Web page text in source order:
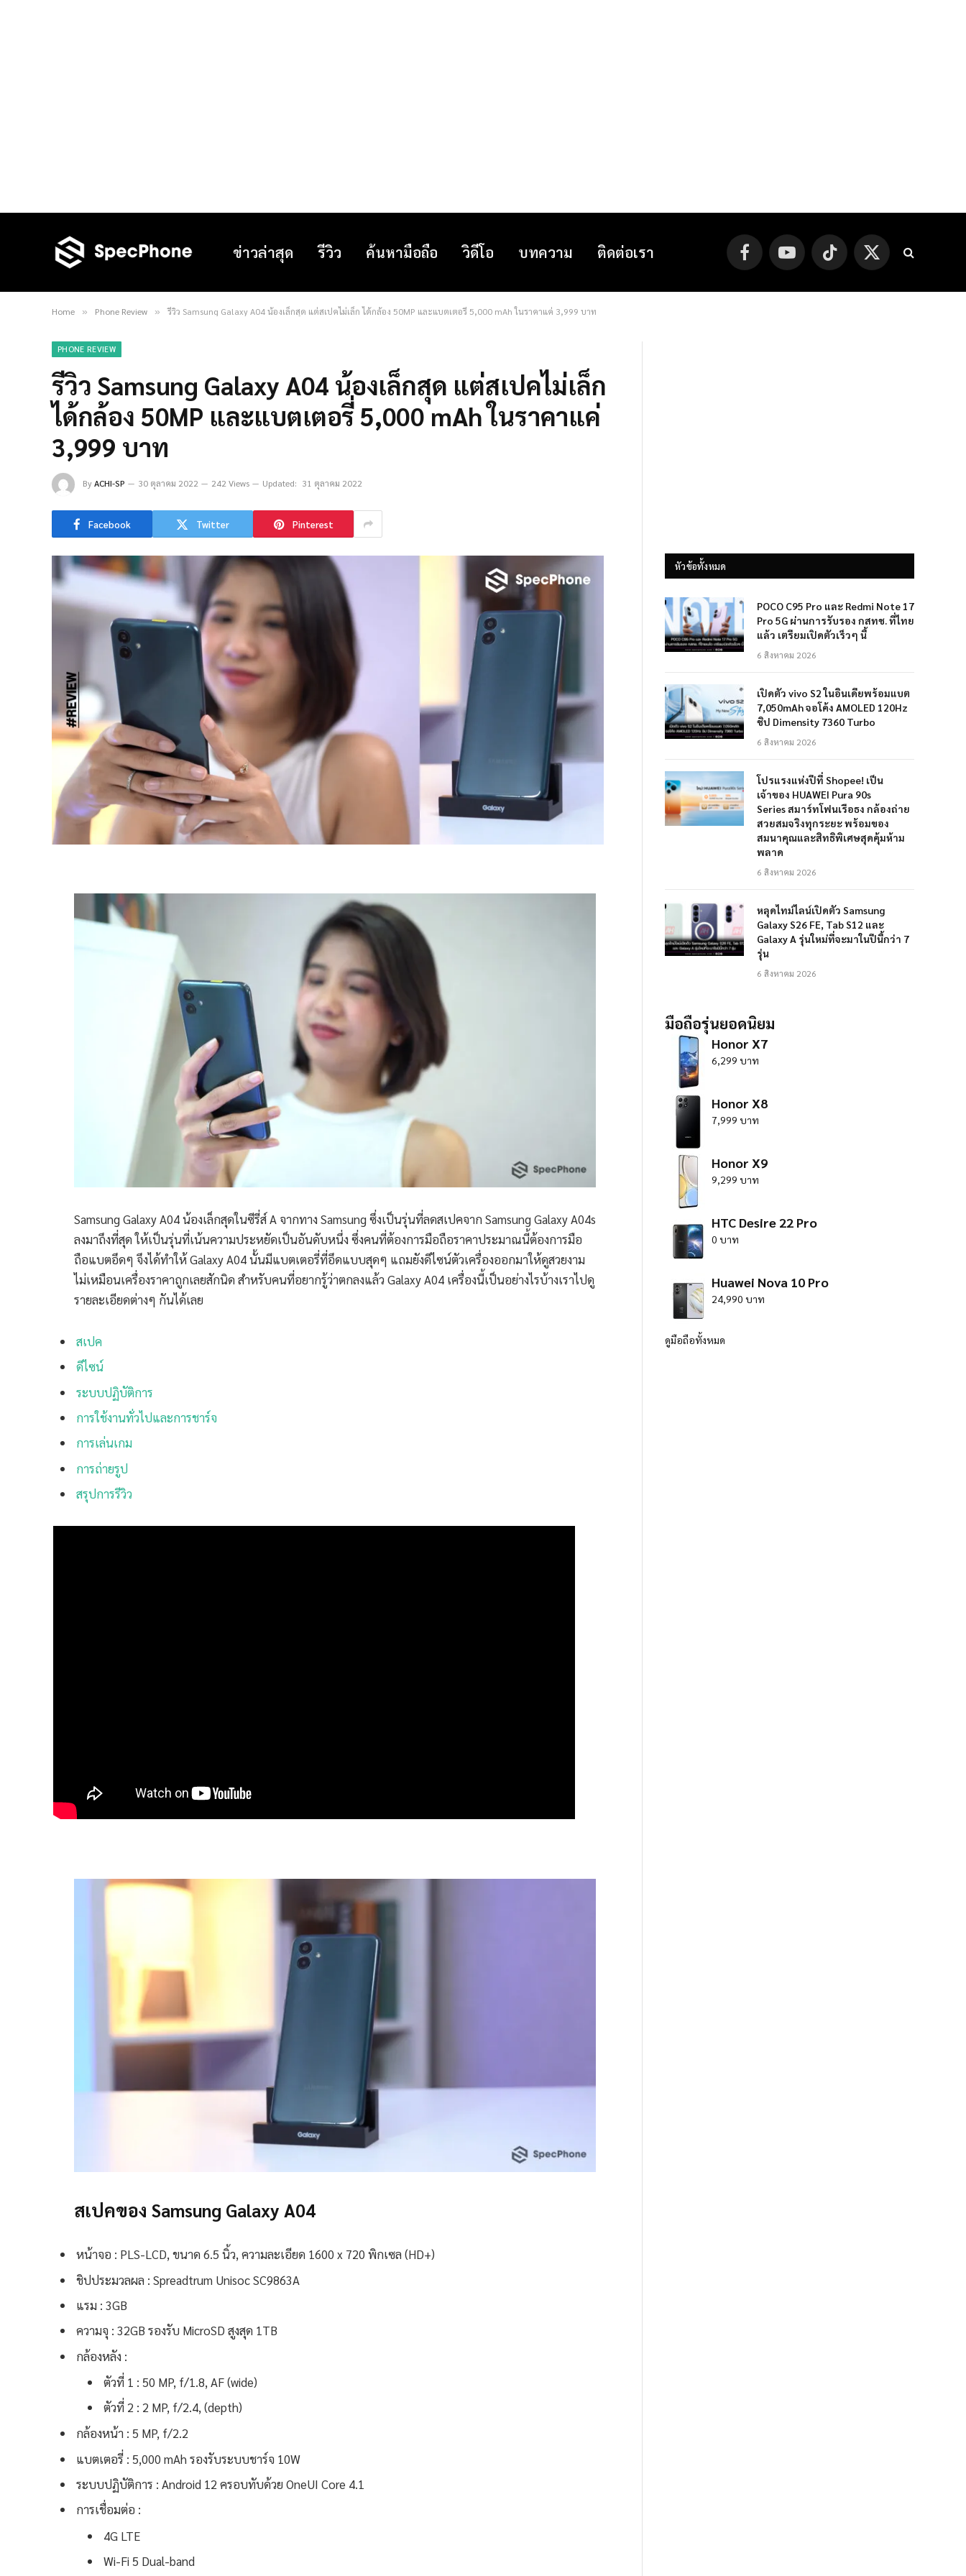
ข่าวล่าสุด รีวิว ค้นหามือถือ วิดีโอ บทความ ติดต่อเรา FacebookYouTube TikTok
X
(Twitter)
Home » Phone Review » รีวิว Samsung Galaxy A04 น้องเล็กสุด แต่สเปคไม่เล็ก ได้กล้อง 50MP และแบตเตอรี่ 5,000 mAh ในราคาแค่ 3,999 บาท
PHONE REVIEW
รีวิว Samsung Galaxy A04 น้องเล็กสุด แต่สเปคไม่เล็ก
ได้กล้อง 50MP และแบตเตอรี่ 5,000 mAh ในราคาแค่
3,999 บาท
ByACHI-SP 30 ตุลาคม 2022 242 Views Updated: 31 ตุลาคม 2022
Facebook Twitter Pinterest
Samsung Galaxy A04 น้องเล็กสุดในซีรี่ส์ A จากทาง Samsung ซึ่งเป็นรุ่นที่ลดสเปคจาก Samsung Galaxy A04s
ลงมาถึงที่สุด ให้เป็นรุ่นที่เน้นความประหยัดเป็นอันดับหนึ่ง ซึ่งคนที่ต้องการมือถือราคาประมาณนี้ต้องการมือ
ถือแบตอึดๆ จึงได้ทำให้ Galaxy A04 นั้นมีแบตเตอรี่ที่อึดแบบสุดๆ แถมยังดีไซน์ตัวเครื่องออกมาให้ดูสวยงาม
ไม่เหมือนเครื่องราคาถูกเลยสักนิด สำหรับคนที่อยากรู้ว่าตกลงแล้ว Galaxy A04 เครื่องนี้เป็นอย่างไรบ้างเราไปดู
รายละเอียดต่างๆ กันได้เลย
สเปค
ดีไซน์
ระบบปฏิบัติการ
การใช้งานทั่วไปและการชาร์จ
การเล่นเกม
การถ่ายรูป
สรุปการรีวิว
สเปคของ Samsung Galaxy A04
หน้าจอ : PLS-LCD, ขนาด 6.5 นิ้ว, ความละเอียด 1600 x 720 พิกเซล (HD+)
ชิปประมวลผล : Spreadtrum Unisoc SC9863A
แรม : 3GB
ความจุ : 32GB รองรับ MicroSD สูงสุด 1TB
กล้องหลัง :
ตัวที่ 1 : 50 MP, f/1.8, AF (wide)
ตัวที่ 2 : 2 MP, f/2.4, (depth)
กล้องหน้า : 5 MP, f/2.2
แบตเตอรี่ : 5,000 mAh รองรับระบบชาร์จ 10W
ระบบปฏิบัติการ : Android 12 ครอบทับด้วย OneUI Core 4.1
การเชื่อมต่อ :
4G LTE
Wi-Fi 5 Dual-band
หัวข้อทั้งหมด
POCO C95 Pro และ Redmi Note 17
Pro 5G ผ่านการรับรอง กสทช. ที่ไทย
แล้ว เตรียมเปิดตัวเร็วๆ นี้
6 สิงหาคม 2026
เปิดตัว vivo S2 ในอินเดียพร้อมแบต
7,050mAh จอโค้ง AMOLED 120Hz
ชิป Dimensity 7360 Turbo
6 สิงหาคม 2026
โปรแรงแห่งปีที่ Shopee! เป็น
เจ้าของ HUAWEI Pura 90s
Series สมาร์ทโฟนเรือธง กล้องถ่าย
สวยสมจริงทุกระยะ พร้อมของ
สมนาคุณและสิทธิพิเศษสุดคุ้มห้าม
พลาด
6 สิงหาคม 2026
หลุดไทม์ไลน์เปิดตัว Samsung
Galaxy S26 FE, Tab S12 และ
Galaxy A รุ่นใหม่ที่จะมาในปีนี้กว่า 7
รุ่น
6 สิงหาคม 2026
มือถือรุ่นยอดนิยม
Honor X7
6,299 บาท
Honor X8
7,999 บาท
Honor X9
9,299 บาท
HTC Desire 22 Pro
0 บาท
Huawei Nova 10 Pro
24,990 บาท
ดูมือถือทั้งหมด